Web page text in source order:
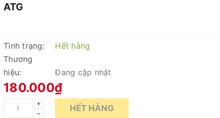
ATG
Tình trạng:
Hết hàng
Thương
hiệu:
Đang cập nhật
180.000₫
+
–
HẾT HÀNG